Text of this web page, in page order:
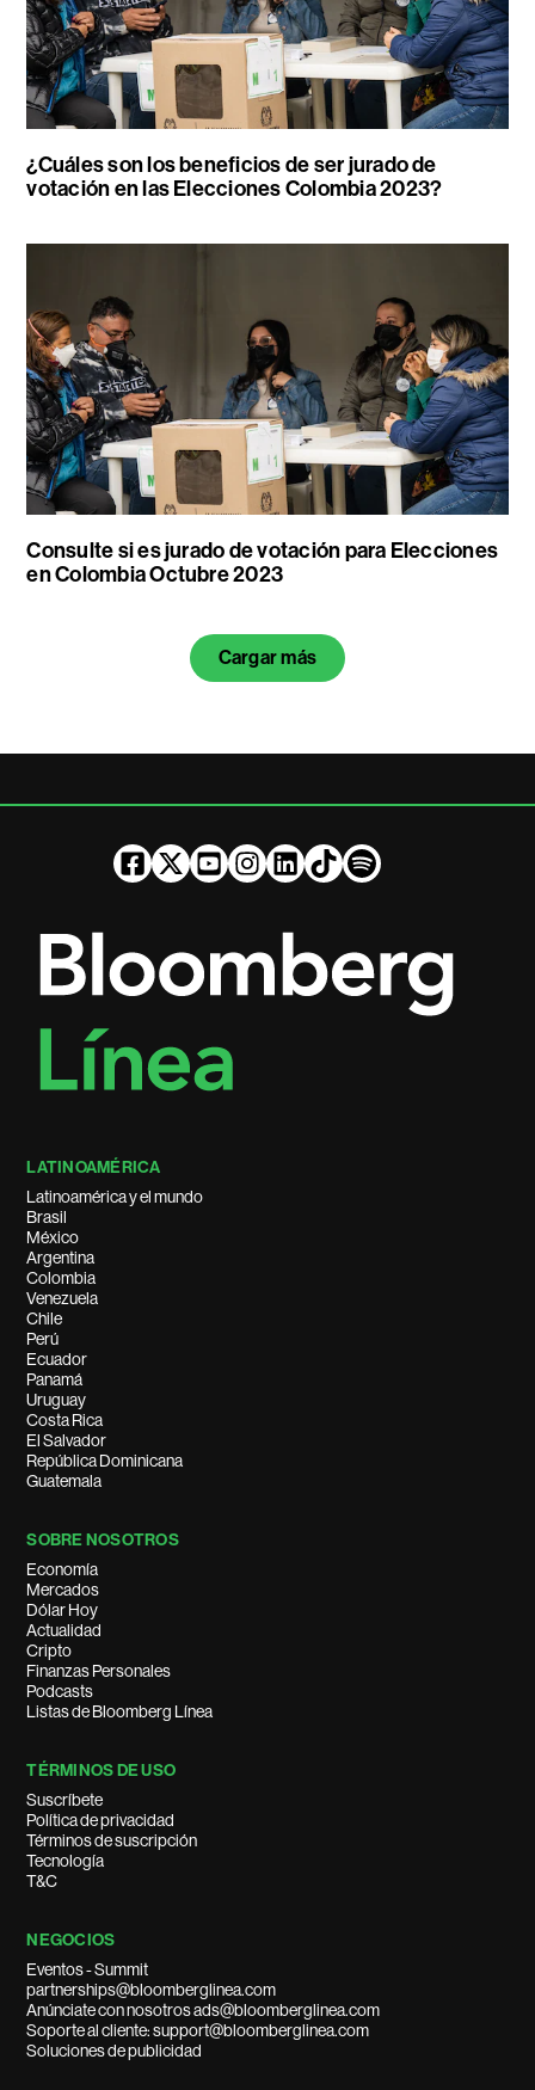
¿Cuáles son los beneficios de ser jurado de
votación en las Elecciones Colombia 2023?
Consulte si es jurado de votación para Elecciones
en Colombia Octubre 2023
Cargar más
LATINOAMÉRICA
Latinoamérica y el mundo
Brasil
México
Argentina
Colombia
Venezuela
Chile
Perú
Ecuador
Panamá
Uruguay
Costa Rica
El Salvador
República Dominicana
Guatemala
SOBRE NOSOTROS
Economía
Mercados
Dólar Hoy
Actualidad
Cripto
Finanzas Personales
Podcasts
Listas de Bloomberg Línea
TÉRMINOS DE USO
Suscríbete
Política de privacidad
Términos de suscripción
Tecnología
T&C
NEGOCIOS
Eventos - Summit
partnerships@bloomberglinea.com
Anúnciate con nosotros ads@bloomberglinea.com
Soporte al cliente: support@bloomberglinea.com
Soluciones de publicidad